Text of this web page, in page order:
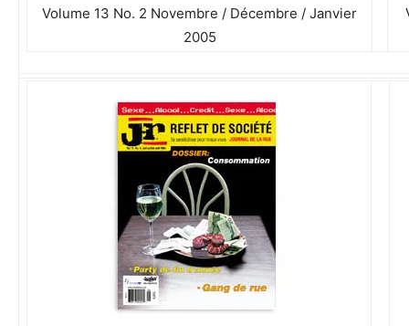
Volume 13 No. 2 Novembre / Décembre / Janvier
2005